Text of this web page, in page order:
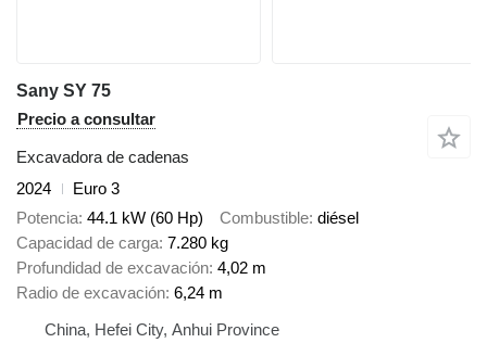
Sany SY 75
Precio a consultar
Excavadora de cadenas
2024
Euro 3
Potencia 44.1 kW (60 Hp) Combustible diésel
Capacidad de carga 7.280 kg
Profundidad de excavación 4,02 m
Radio de excavación 6,24 m
China, Hefei City, Anhui Province